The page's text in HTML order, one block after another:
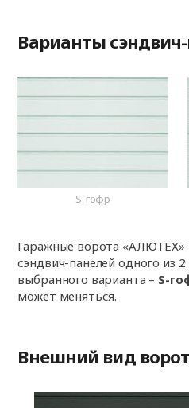
Варианты
S-гофр
Гаражные ворота «АЛЮТЕХ»
сэндвич-панелей одного из
выбранного варианта – S-
может меняться.
Внешний вид